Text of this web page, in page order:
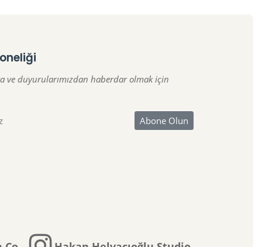
ve duyurularımızdan haberdar olmak için